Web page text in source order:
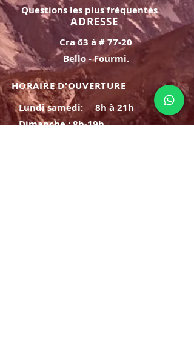
Questions les plus fréquentes
ADRESSE
Cra 63 à # 77-20
Bello - Fourmi.
HORAIRE D'OUVERTURE
Lundi samedi:
8h à 21h
Dimanche : 8h-19h